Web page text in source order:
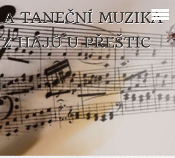
A TANEČNÍ MUZIKA
HÁJŮ U PŘEŠTIC